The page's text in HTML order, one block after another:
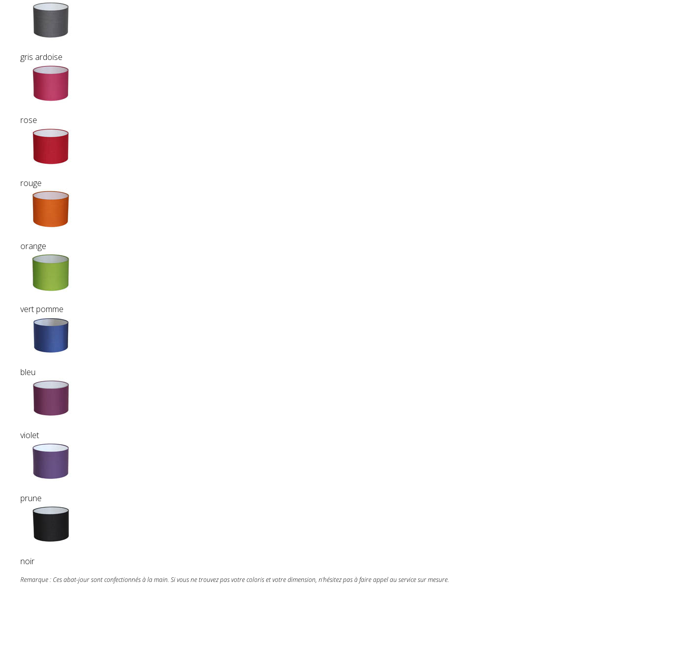
gris ardoise
rose
rouge
orange
vert pomme
bleu
violet
prune
noir
Remarque : Ces abat-jour sont confectionnés à la main. Si vous ne trouvez pas votre coloris et votre dimension, n'hésitez pas à faire appel au service sur mesure.